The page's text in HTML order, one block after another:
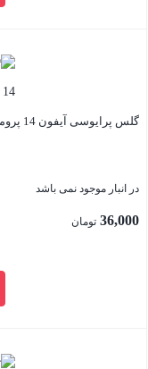
گلس پرایوسی آیفون 14 پرومکس
در انبار موجود نمی باشد
36,000 تومان